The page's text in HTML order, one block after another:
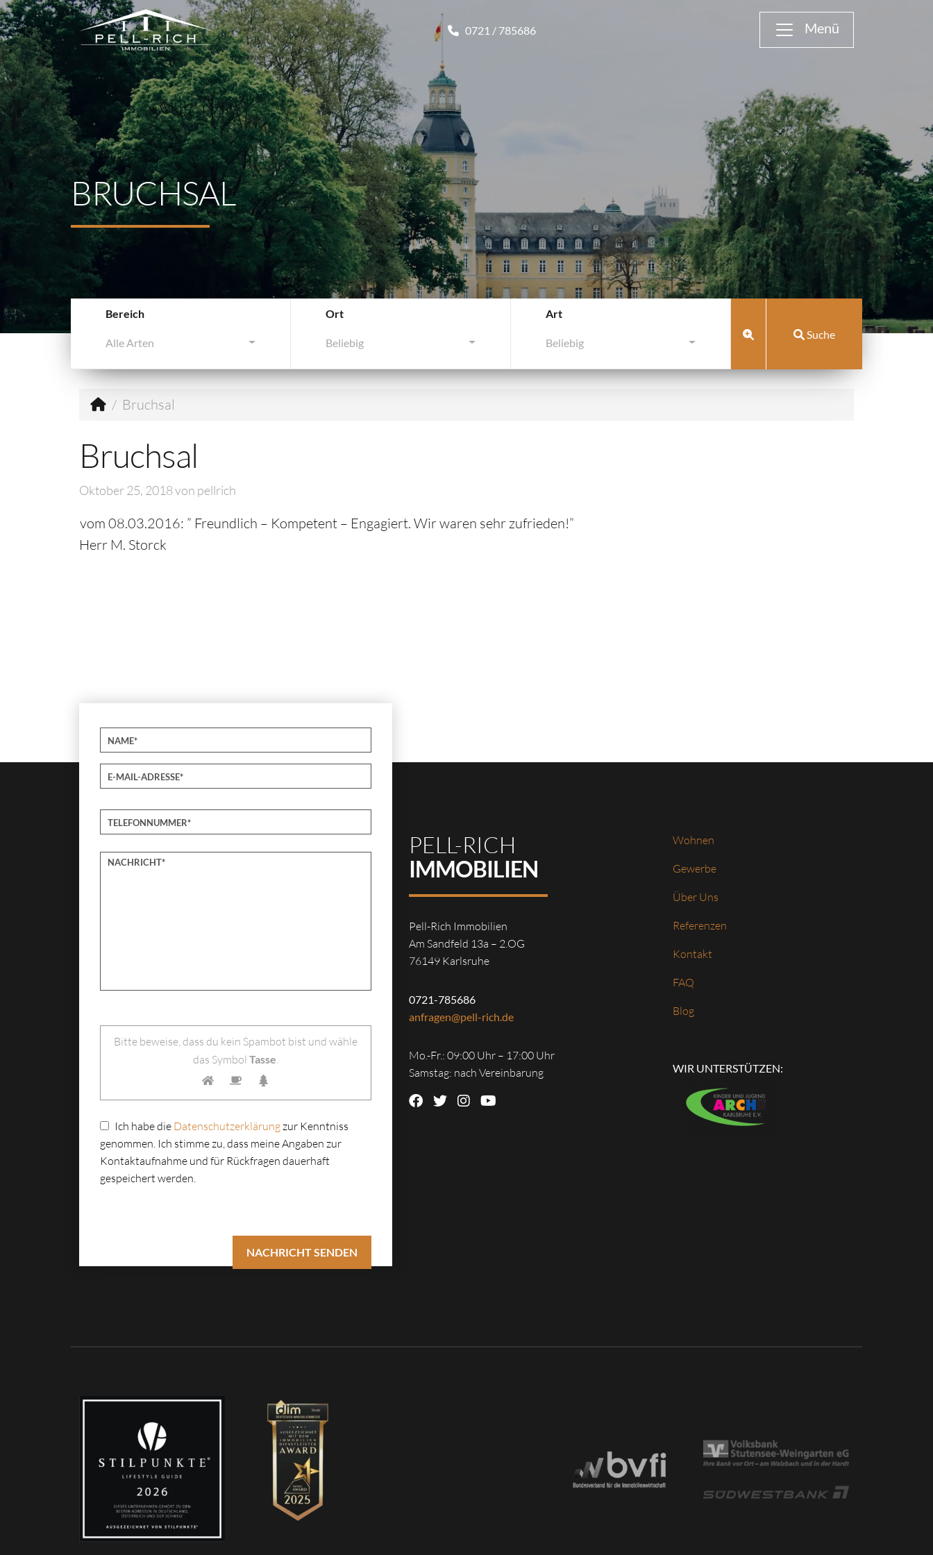
0721 / 785686
BRUCHSAL
Bereich
Alle Arten
Ort
Beliebig
Art
Beliebig
Suche
Bruchsal
Bruchsal
Oktober 25, 2018von pellrich
vom 08.03.2016: ” Freundlich – Kompetent – Engagiert. Wir waren sehr zufrieden!”
Herr M. Storck
Bitte lasse dieses Feld leer.
Bitte beweise, dass du kein Spambot bist und wähle
das Symbol Tasse.
Ich habe die Datenschutzerklärungzur Kenntniss
genommen. Ich stimme zu, dass meine Angaben zur
Kontaktaufnahme und für Rückfragen dauerhaft
gespeichert werden.
PELL-RICH
IMMOBILIEN
Pell-Rich Immobilien
Am Sandfeld 13a – 2.OG
76149 Karlsruhe
0721-785686
anfragen@pell-rich.de
Mo.-Fr.: 09:00 Uhr – 17:00 Uhr
Samstag: nach Vereinbarung
Wohnen
Gewerbe
Über Uns
Referenzen
Kontakt
FAQ
Blog
WIR UNTERSTÜTZEN: